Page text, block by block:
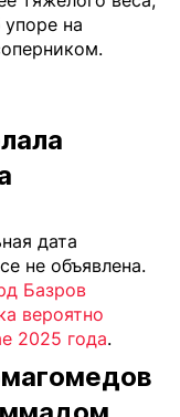
на
дата
не объявлена.
Базров
вероятно
2025 года.